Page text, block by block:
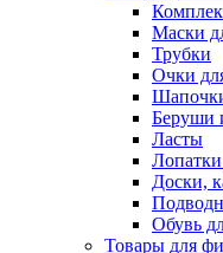
Маски
Трубки
Очки
Беруши
Ласты
Лопатки
Доски,
Обувь
Товары для